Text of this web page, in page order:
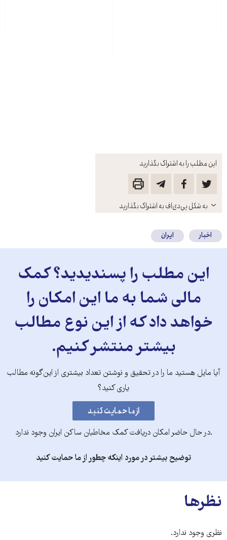
این مطلب را به اشتراک بگذارید
باز
کنید
به شکل پی‌دی‌اف به اشتراک بگذارید
اخبار ایران
این مطلب را پسندیدید؟ کمک
مالی شما به ما این امکان را
خواهد داد که از این نوع مطالب
بیشتر منتشر کنیم.
آیا مایل هستید ما را در تحقیق و نوشتن تعداد بیشتری از این‌گونه مطالب
یاری کنید؟
.در حال حاضر امکان دریافت کمک مخاطبان ساکن ایران وجود ندارد
توضیح بیشتر در مورد اینکه چطور از ما حمایت کنید
نظرها
نظری وجود ندارد.